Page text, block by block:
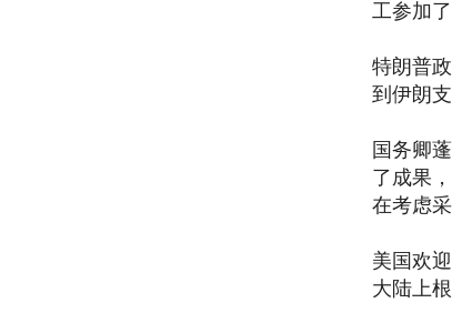
工参加
特朗普
到伊朗
国务卿
了成果
在考虑
美国欢
大陆上